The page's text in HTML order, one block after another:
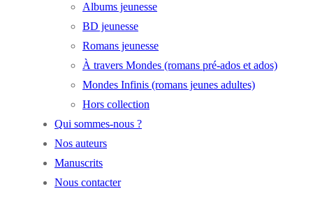
Albums jeunesse
BD jeunesse
Romans jeunesse
À travers Mondes (romans pré-ados et ados)
Mondes Infinis (romans jeunes adultes)
Hors collection
Qui sommes-nous ?
Nos auteurs
Manuscrits
Nous contacter